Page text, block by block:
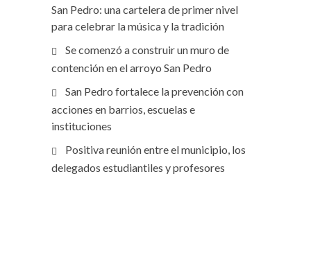
San Pedro: una cartelera de primer nivel
para celebrar la música y la tradición
Se comenzó a construir un muro de
contención en el arroyo San Pedro
San Pedro fortalece la prevención con
acciones en barrios, escuelas e
instituciones
Positiva reunión entre el municipio, los
delegados estudiantiles y profesores